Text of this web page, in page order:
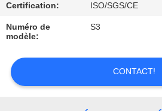
CONTACTEZ-
NOUS
DEMANDEZ
Certification: ISO/SGS/CE
Numéro de
modèle:
S3
CONTACT!